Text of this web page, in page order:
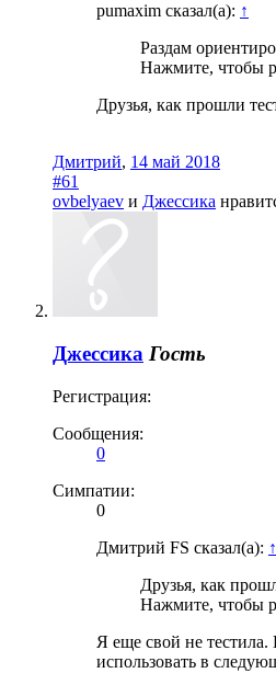
pumaxim сказал(а): ↑
Раздам
Нажмите, чтобы
Друзья, как прошли
Дмитрий, 14 май 2018
#61
ovbelyaev и Джессика
Джессика Гость
Регистрация:
Сообщения:
0
Симпатии:
0
Дмитрий FS сказал(а): ↑
Друзья, как
Нажмите, чтобы
Я еще свой не
использовать в